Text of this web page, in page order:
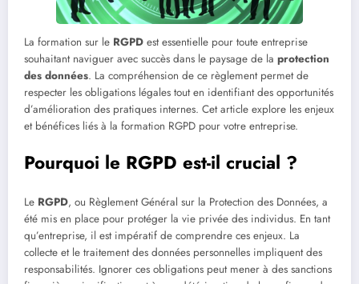
La formation sur le RGPD est essentielle pour toute entreprise
souhaitant naviguer avec succès dans le paysage de la protection
des données. La compréhension de ce règlement permet de
respecter les obligations légales tout en identifiant des opportunités
d’amélioration des pratiques internes. Cet article explore les enjeux
et bénéfices liés à la formation RGPD pour votre entreprise.
Pourquoi le RGPD est-il crucial ?
Le RGPD, ou Règlement Général sur la Protection des Données, a
été mis en place pour protéger la vie privée des individus. En tant
qu’entreprise, il est impératif de comprendre ces enjeux. La
collecte et le traitement des données personnelles impliquent des
responsabilités. Ignorer ces obligations peut mener à des sanctions